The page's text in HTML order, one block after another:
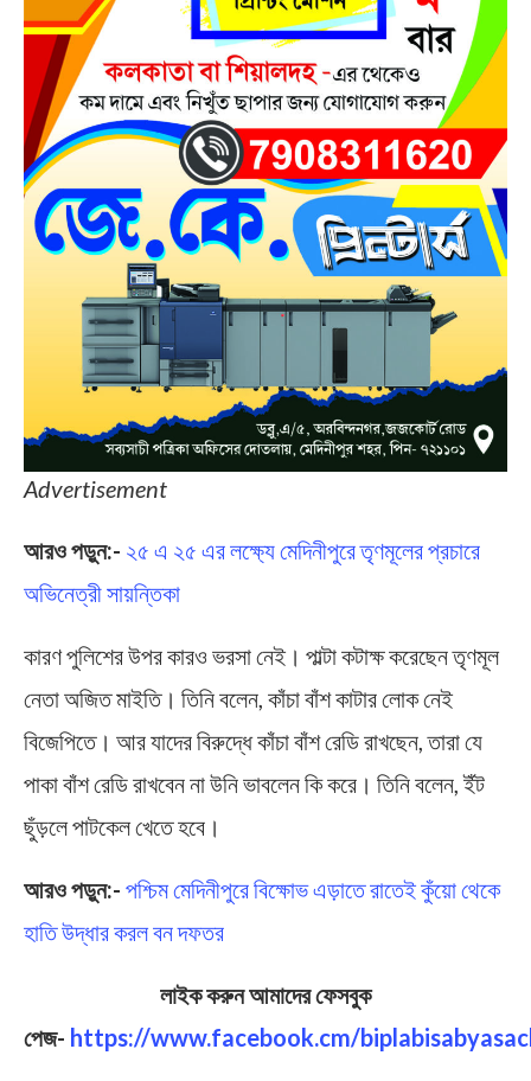
Advertisement
আরও পড়ুন:- ২৫ এ ২৫ এর লক্ষ্যে মেদিনীপুরে তৃণমূলের প্রচারে
অভিনেত্রী সায়ন্তিকা
কারণ পুলিশের উপর কারও ভরসা নেই। পাল্টা কটাক্ষ করেছেন তৃণমূল
নেতা অজিত মাইতি। তিনি বলেন, কাঁচা বাঁশ কাটার লোক নেই
বিজেপিতে। আর যাদের বিরুদ্ধে কাঁচা বাঁশ রেডি রাখছেন, তারা যে
পাকা বাঁশ রেডি রাখবেন না উনি ভাবলেন কি করে। তিনি বলেন, ইঁট
ছুঁড়লে পাটকেল খেতে হবে।
আরও পড়ুন:- পশ্চিম মেদিনীপুরে বিক্ষোভ এড়াতে রাতেই কুঁয়ো থেকে
হাতি উদ্ধার করল বন দফতর
লাইক করুন আমাদের ফেসবুক
পেজ- https://www.facebook.cm/